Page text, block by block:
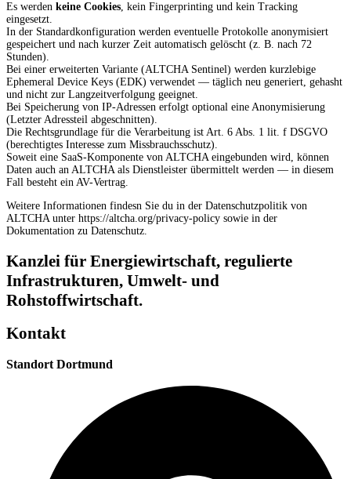
Es werden keine Cookies, kein Fingerprinting und kein Tracking
eingesetzt.
In der Standardkonfiguration werden eventuelle Protokolle anonymisiert
gespeichert und nach kurzer Zeit automatisch gelöscht (z. B. nach 72
Stunden).
Bei einer erweiterten Variante (ALTCHA Sentinel) werden kurzlebige
Ephemeral Device Keys (EDK) verwendet — täglich neu generiert, gehasht
und nicht zur Langzeitverfolgung geeignet.
Bei Speicherung von IP-Adressen erfolgt optional eine Anonymisierung
(Letzter Adressteil abgeschnitten).
Die Rechtsgrundlage für die Verarbeitung ist Art. 6 Abs. 1 lit. f DSGVO
(berechtigtes Interesse zum Missbrauchsschutz).
Soweit eine SaaS-Komponente von ALTCHA eingebunden wird, können
Daten auch an ALTCHA als Dienstleister übermittelt werden — in diesem
Fall besteht ein AV-Vertrag.
Weitere Informationen findesn Sie du in der Datenschutzpolitik von
ALTCHA unter https://altcha.org/privacy-policy sowie in der
Dokumentation zu Datenschutz.
Kanzlei für Energiewirtschaft, regulierte
Infrastrukturen, Umwelt- und
Rohstoffwirtschaft.
Kontakt
Standort Dortmund